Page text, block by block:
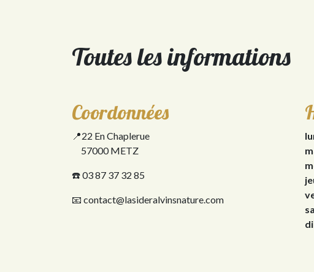
Toutes les informations
Coordonnées
📍22 En Chaplerue
57000 METZ
☎️ 03 87 37 32 85
📧 contact@lasideralvinsnature.com